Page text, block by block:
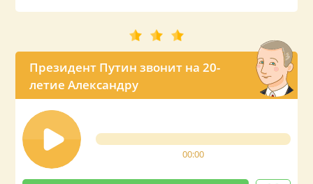
Президент Путин звонит на 20-
летие Александру
00:00